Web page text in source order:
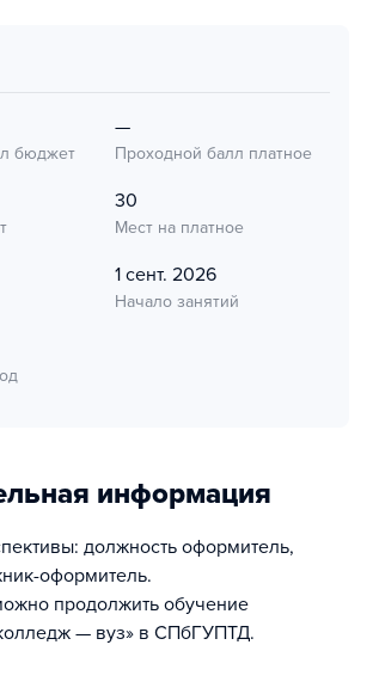
бюджет
—
Проходной балл платное
30
Мест на платное
1 сент. 2026
Начало занятий
информация
должность оформитель,
оформитель.
продолжить обучение
— вуз» в СПбГУПТД.